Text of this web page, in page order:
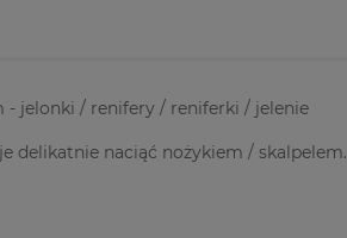
- jelonki / renifery / reniferki / jelenie
delikatnie naciąć nożykiem / skalpelem.